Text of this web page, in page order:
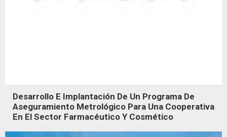
Desarrollo E Implantación De Un Programa De
Aseguramiento Metrológico Para Una Cooperativa
En El Sector Farmacéutico Y Cosmético